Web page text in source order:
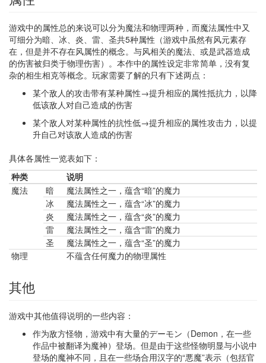
游戏中的属性总的来说可以分为魔法和物理两种，而魔法属性中又
可细分为暗、冰、炎、雷、圣共5种属性（游戏中虽然有风元素存
在，但是并不存在风属性的概念。与风相关的魔法、或是武器造成
的伤害被归类于物理伤害）。本作中的属性设定非常简单，没有复
杂的相生相克等概念。玩家需要了解的只有下述两点：
某个敌人的攻击带有某种属性→提升相应的属性抵抗力，以降
低该敌人对自己造成的伤害
某个敌人对某种属性的抗性低→提升相应的属性攻击力，以提
升自己对该敌人造成的伤害
具体各属性一览表如下：
种类
说明
魔法
暗
魔法属性之一，蕴含“暗”的魔力
冰
魔法属性之一，蕴含“冰”的魔力
炎
魔法属性之一，蕴含“炎”的魔力
雷
魔法属性之一，蕴含“雷”的魔力
圣
魔法属性之一，蕴含“圣”的魔力
物理
不蕴含任何魔力的物理属性
其他
游戏中其他值得说明的一些内容：
作为敌方怪物，游戏中有大量的デーモン（Demon，在一些
作品中被翻译为魔神）登场。但是由于这些怪物明显与小说中
登场的魔神不同，且在一些场合用汉字的“悪魔”表示（包括官